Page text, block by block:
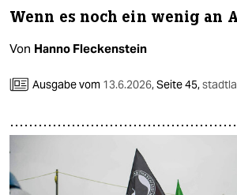
Wenn es noch ein wenig an
Von Hanno Fleckenstein
Ausgabe vom 13.6.2026,Seite 45,